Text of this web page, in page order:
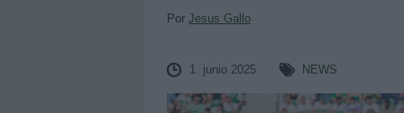
Por Jesus Gallo
1. junio 2025 NEWS